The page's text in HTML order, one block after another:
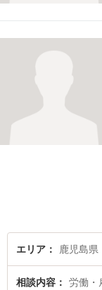
エリア 鹿児島県
相談内容 労働・